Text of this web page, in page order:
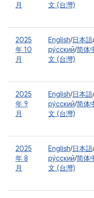
月
文 (台灣)
2025
年 10
月
English/日本語/
ру́сский/简体
文 (台灣)
2025
年 9
月
English/日本語/
ру́сский/简体
文 (台灣)
2025
年 8
月
English/日本語/
ру́сский/简体
文 (台灣)